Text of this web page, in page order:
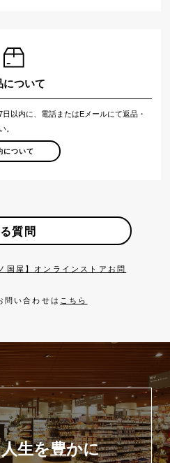
について
以内に、電話またはEメールにて返品・
。
について
質問
国屋】オンラインストアお問
問い合わせは こちら
生を豊かに